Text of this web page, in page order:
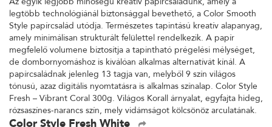
legtöbb technológiánál biztonsággal bevethető, a Color Smooth
Style papírcsalád utódja. Természetes tapintású kreatív alapanyag,
amely minimálisan strukturált felülettel rendelkezik. A papír
megfelelő volumene biztosítja a tapintható prégelési mélységet,
de dombornyomáshoz is kiválóan alkalmas alternatívát kínál. A
papírcsaládnak jelenleg 13 tagja van, melyből 9 szín világos
tónusú, azaz digitális nyomtatásra is alkalmas színalap. Color Style
Fresh – Vibrant Coral 300g. Világos Korall árnyalat, egyfajta hideg,
rózsaszínes-narancs szín, mely vidámságot kölcsönöz arculatának.
Color Style Fresh White